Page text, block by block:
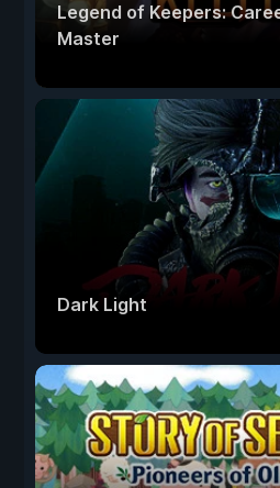
Legend of Keepers:
Master
Dark Light